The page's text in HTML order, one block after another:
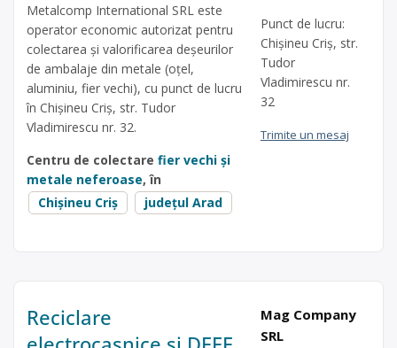
Metalcomp International SRL este
operator economic autorizat pentru
colectarea și valorificarea deșeurilor
de ambalaje din metale (oțel,
aluminiu, fier vechi), cu punct de lucru
în Chișineu Criș, str. Tudor
Vladimirescu nr. 32.
Centru de colectare fier vechi și
metale neferoase, în
Chișineu Criș
județul Arad
Punct de lucru:
Chișineu Criș, str.
Tudor
Vladimirescu nr.
32
Trimite un mesaj
Reciclare
Mag Company
SRL